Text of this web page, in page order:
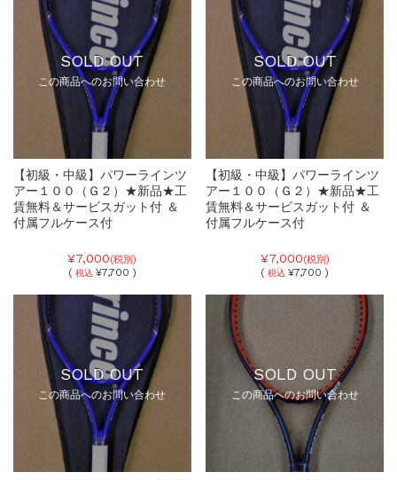
SOLD OUT
この商品へのお問い合わせ
【初級・中級】パワーラインツ
アー１００（Ｇ２）★新品★工
賃無料＆サービスガット付 ＆
付属フルケース付
¥7,000(税別)
( 税込 ¥7,700 )
SOLD OUT
この商品へのお問い合わせ
【初級・中級】パワーラインツ
アー１００（Ｇ２）★新品★工
賃無料＆サービスガット付 ＆
付属フルケース付
¥7,000(税別)
(税込 ¥7,700 )
SOLD OUT
この商品へのお問い合わせ
SOLD OUT
この商品へのお問い合わせ